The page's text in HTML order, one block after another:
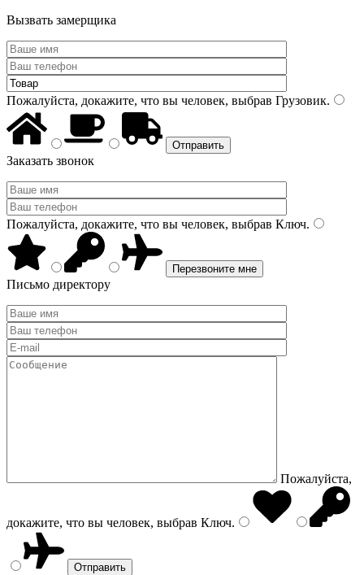
Вызвать замерщика
Пожалуйста, докажите, что вы человек, выбрав Грузовик.
Заказать звонок
Пожалуйста, докажите, что вы человек, выбрав Ключ.
Письмо директору
Пожалуйста,
докажите, что вы человек, выбрав Ключ.